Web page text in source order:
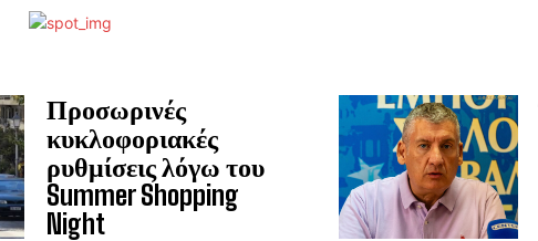
Προσωρινές
κυκλοφοριακές
ρυθμίσεις λόγω του
Summer Shopping
Night